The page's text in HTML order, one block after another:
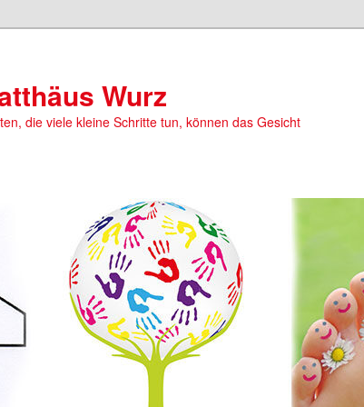
Wurz
die viele kleine Schritte tun, können das Gesicht